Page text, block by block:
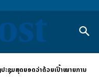
ະຊຸມສຸດຍອດວ່າດ້ວຍເປົ້າໝາຍການ